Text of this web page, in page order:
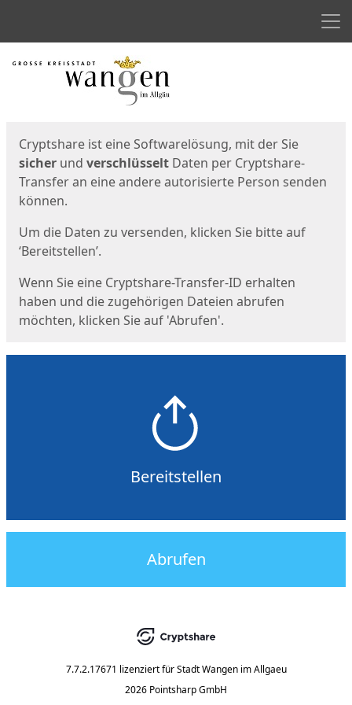
Start
Cryptshare ist eine Softwarelösung, mit der Sie
sicher und verschlüsselt Daten per Cryptshare-
Transfer an eine andere autorisierte Person senden
können.
Um die Daten zu versenden, klicken Sie bitte auf
‘Bereitstellen’.
Wenn Sie eine Cryptshare-Transfer-ID erhalten
haben und die zugehörigen Dateien abrufen
möchten, klicken Sie auf 'Abrufen'.
Bereitstellen
Abrufen
7.7.2.17671 lizenziert für Stadt Wangen im Allgaeu
2026 Pointsharp GmbH